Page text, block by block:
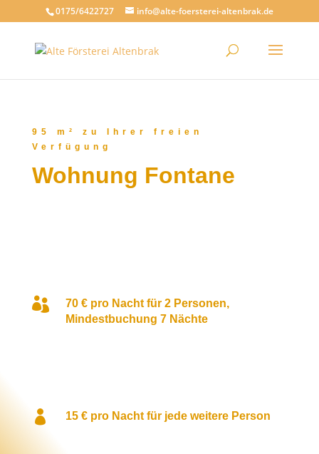
0175/6422727 info@alte-foersterei-altenbrak.de
95 m² zu Ihrer freien
Verfügung
Wohnung Fontane

70 € pro Nacht für 2 Personen,
Mindestbuchung 7 Nächte
 15 € pro Nacht für jede weitere Person